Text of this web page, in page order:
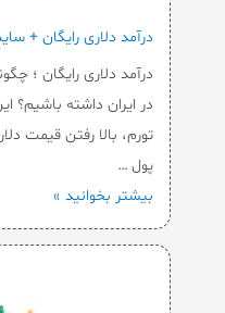
درآمد دلاری رایگان +
درآمد دلاری رایگان ؛
در ایران داشته باشیم؟
تورم، بالا رفتن قیمت
پول …
بیشتر بخوانید »